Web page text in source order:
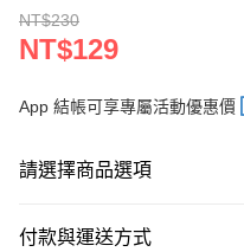
NT$230
NT$129
App 結帳可享專屬活動優惠價
請選擇商品選項
付款與運送方式